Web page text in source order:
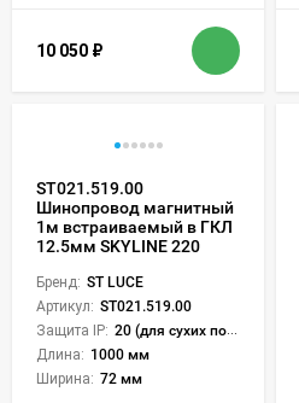
10 050 ₽
ST021.519.00
Шинопровод магнитный
1м встраиваемый в ГКЛ
12.5мм SKYLINE 220
Бренд: ST LUCE
Артикул: ST021.519.00
Защита IP: 20 (для сухих пом.)
Длина: 1000 мм
Ширина: 72 мм